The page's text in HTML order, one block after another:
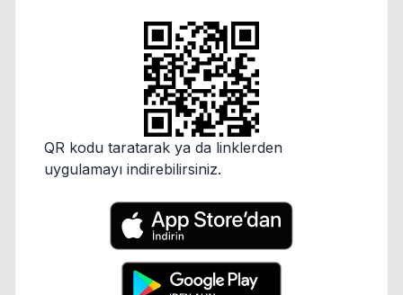
QR kodu taratarak ya da linklerden
uygulamayı indirebilirsiniz.